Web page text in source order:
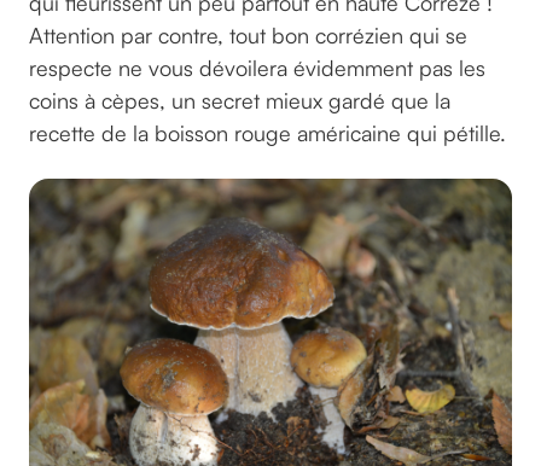
Attention par contre, tout bon corrézien qui se
respecte ne vous dévoilera évidemment pas les
coins à cèpes, un secret mieux gardé que la
recette de la boisson rouge américaine qui pétille.